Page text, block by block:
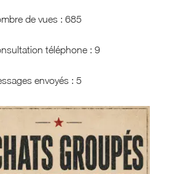
de vues : 685
téléphone : 9
envoyés : 5